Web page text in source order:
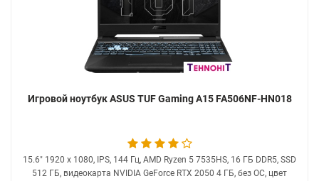
Игровой ноутбук ASUS TUF Gaming A15 FA506NF-HN018
15.6" 1920 x 1080, IPS, 144 Гц, AMD Ryzen 5 7535HS, 16 ГБ DDR5, SSD
512 ГБ, видеокарта NVIDIA GeForce RTX 2050 4 ГБ, без ОС, цвет